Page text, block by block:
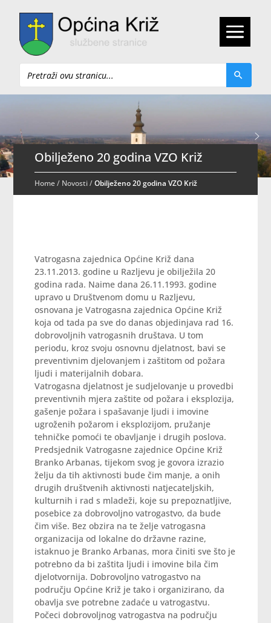
Pretraži
Obilježeno 20 godina VZO Križ
Home/ Novosti/Obilježeno 20 godina VZO Križ
Vatrogasna zajednica Općine Križ dana
23.11.2013. godine u Razljevu je obilježila 20
godina rada. Naime dana 26.11.1993. godine
upravo u Društvenom domu u Razljevu,
osnovana je Vatrogasna zajednica Općine Križ
koja od tada pa sve do danas objedinjava rad 16.
dobrovoljnih vatrogasnih društava. U tom
periodu, kroz svoju osnovnu djelatnost, bavi se
preventivnim djelovanjem i zaštitom od požara
ljudi i materijalnih dobara.
Vatrogasna djelatnost je sudjelovanje u provedbi
preventivnih mjera zaštite od požara i eksplozija,
gašenje požara i spašavanje ljudi i imovine
ugroženih požarom i eksplozijom, pružanje
tehničke pomoći te obavljanje i drugih poslova.
Predsjednik Vatrogasne zajednice Općine Križ
Branko Arbanas, tijekom svog je govora izrazio
želju da tih aktivnosti bude čim manje, a onih
drugih društvenih aktivnosti natjecateljskih,
kulturnih i rad s mladeži, koje su prepoznatljive,
posebice za dobrovoljno vatrogastvo, da bude
čim više. Bez obzira na te želje vatrogasna
organizacija od lokalne do državne razine,
istaknuo je Branko Arbanas, mora činiti sve što je
potrebno da bi zaštita ljudi i imovine bila čim
djelotvornija. Dobrovoljno vatrogastvo na
području Općine Križ je tako i organizirano, da
obavlja sve potrebne zadaće u vatrogastvu.
Počeci dobrovoljnog vatrogastva na području